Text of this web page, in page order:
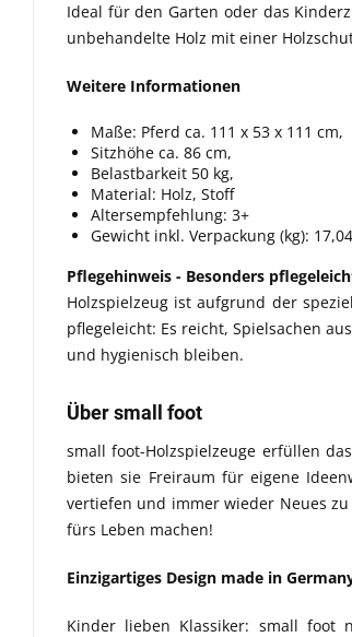
Ideal für den Garten oder das
unbehandelte Holz mit einer
Weitere Informationen
Maße: Pferd ca. 111 x 53 x 111 cm,
Sitzhöhe ca. 86 cm,
Belastbarkeit 50 kg,
Material: Holz, Stoff
Altersempfehlung: 3+
Gewicht inkl. Verpackung (kg): 17,04
Pflegehinweis - Besonders
Holzspielzeug ist aufgrund der
pflegeleicht: Es reicht, Spielsachen
und hygienisch bleiben.
Über small foot
small foot-Holzspielzeuge erfüllen
bieten sie Freiraum für eigene
vertiefen und immer wieder Neues
fürs Leben machen!
Einzigartiges Design made in
Kinder lieben Klassiker: small foot